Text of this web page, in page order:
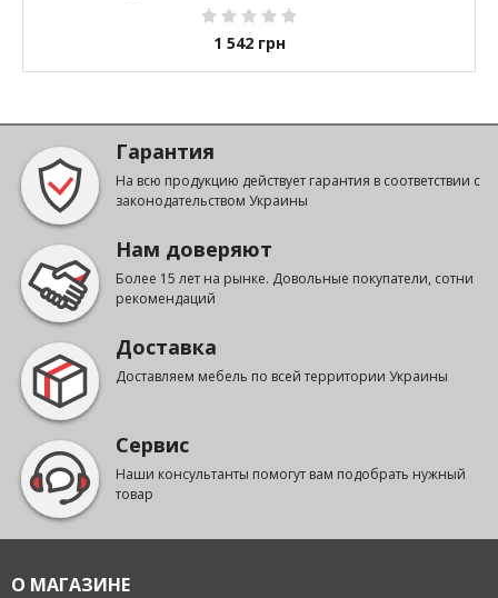
1 542 грн
Гарантия
На всю продукцию действует гарантия в соответствии с
законодательством Украины
Нам доверяют
Более 15 лет на рынке. Довольные покупатели, сотни
рекомендаций
Доставка
Доставляем мебель по всей территории Украины
Сервис
Наши консультанты помогут вам подобрать нужный
товар
О МАГАЗИНЕ